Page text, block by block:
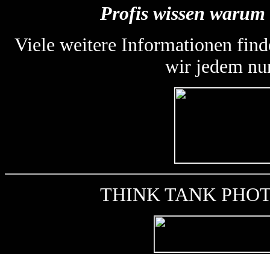
Profis wissen
Viele weitere Informationen
wir jedem
THINK TANK